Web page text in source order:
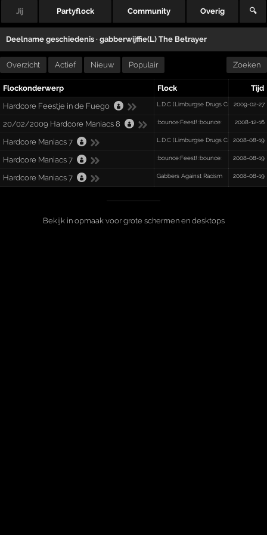
Jij Partyflock Community Overig 🔍
Deelname geschiedenis ·gabberwijffie(L) The Betrayer
Overzicht Actief Nieuw Populair Zoeken
Flockonderwerp Flock
Tijd
Hardcore Feestje in de Fuego
L.D.C (Limburgse Drugs Crew)2009-02-27
20/02/2009 Hardcore Maniacs 8 :bounce:Feest! :bounce: 2008-12-16
Hardcore Maniacs 7 L.D.C (Limburgse Drugs Crew)2008-08-19
Hardcore Maniacs 7 :bounce:Feest! :bounce: 2008-08-19
Hardcore Maniacs 7 Gabbers Against Racism 2008-08-19
Bekijk in opmaak voor grote schermen en desktops